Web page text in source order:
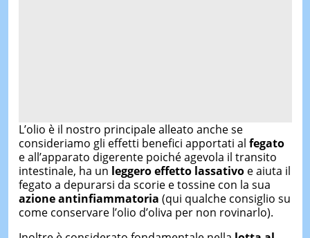
L’olio è il nostro principale alleato anche se
consideriamo gli effetti benefici apportati al fegato
e all’apparato digerente poiché agevola il transito
intestinale, ha un leggero effetto lassativoe aiuta il
fegato a depurarsi da scorie e tossine con la sua
azione antinfiammatoria (qui qualche consiglio su
come conservare l’olio d’oliva per non rovinarlo).